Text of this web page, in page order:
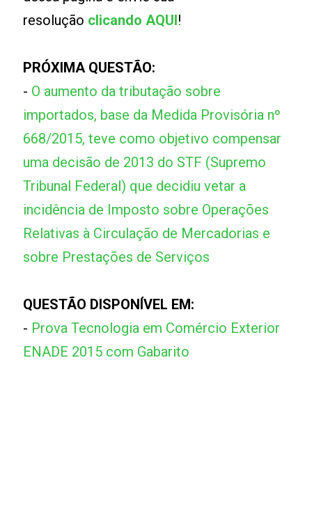
resolução clicando AQUI!
PRÓXIMA QUESTÃO:
- O aumento da tributação sobre
importados, base da Medida Provisória nº
668/2015, teve como objetivo compensar
uma decisão de 2013 do STF (Supremo
Tribunal Federal) que decidiu vetar a
incidência de Imposto sobre Operações
Relativas à Circulação de Mercadorias e
sobre Prestações de Serviços
QUESTÃO DISPONÍVEL EM:
- Prova Tecnologia em Comércio Exterior
ENADE 2015 com Gabarito